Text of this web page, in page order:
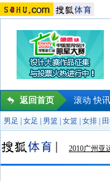
返回首页 滚动 快讯
男足 女足 男篮 女篮 女排
2010广州亚